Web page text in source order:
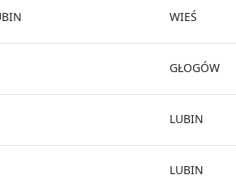
WIEŚ
GŁOGÓW
LUBIN
LUBIN